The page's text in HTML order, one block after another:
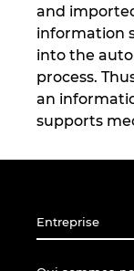
and
information
into the
process.
an
supports
Entreprise
South Africa
South Korea
Spain
Switzerland
Thailand